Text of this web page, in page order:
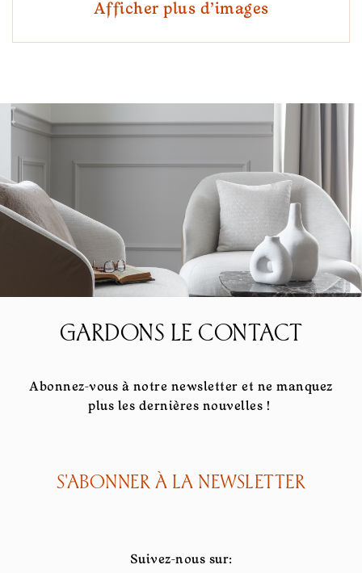
Afficher plus d'images
GARDONS LE CONTACT
Abonnez-vous à notre newsletter et ne manquez
plus les dernières nouvelles !
S'ABONNER À LA NEWSLETTER
Suivez-nous sur: